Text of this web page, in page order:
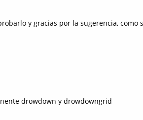
y gracias por la sugerencia, como
drowdown y drowdowngrid